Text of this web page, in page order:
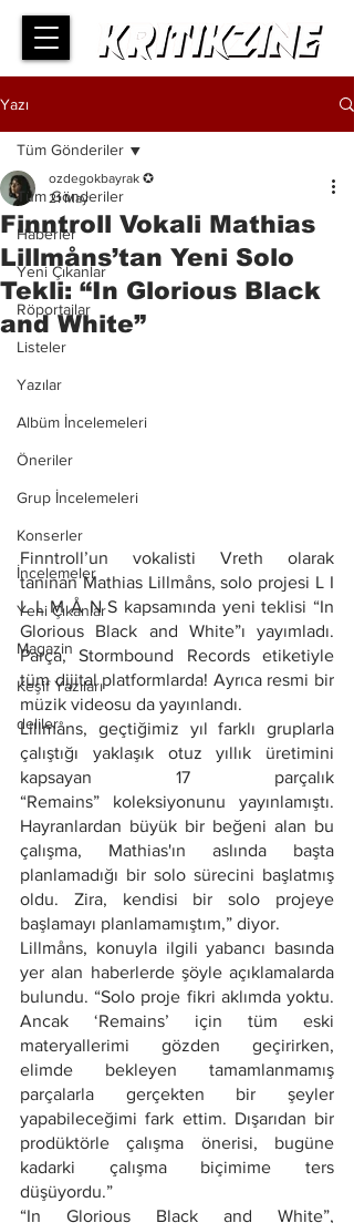
Yazı
Tüm Gönderiler
Haberler
Yeni Çıkanlar
Röportajlar
Listeler
Yazılar
Albüm İncelemeleri
Öneriler
Grup İncelemeleri
Konserler
İncelemeler
Yeni Çıkanlar
Magazin
Keşif Yazıları
deliler
Tüm Gönderiler
Finntroll Vokali Mathias
Lillmåns’tan Yeni Solo
Tekli: “In Glorious Black
and White”
ozdegokbayrak ✪
21 May
Finntroll’un vokalisti Vreth olarak
tanınan Mathias Lillmåns, solo projesi L I
L L M Å N S kapsamında yeni teklisi “In
Glorious Black and White”ı yayımladı.
Parça, Stormbound Records etiketiyle
tüm dijital platformlarda! Ayrıca resmi bir
müzik videosu da yayınlandı.
Lillmåns, geçtiğimiz yıl farklı gruplarla
çalıştığı yaklaşık otuz yıllık üretimini
kapsayan 17 parçalık
“Remains” koleksiyonunu yayınlamıştı.
Hayranlardan büyük bir beğeni alan bu
çalışma, Mathias'ın aslında başta
planlamadığı bir solo sürecini başlatmış
oldu. Zira, kendisi bir solo projeye
başlamayı planlamamıştım,” diyor.
Lillmåns, konuyla ilgili yabancı basında
yer alan haberlerde şöyle açıklamalarda
bulundu. “Solo proje fikri aklımda yoktu.
Ancak ‘Remains’ için tüm eski
materyallerimi gözden geçirirken,
elimde bekleyen tamamlanmamış
parçalarla gerçekten bir şeyler
yapabileceğimi fark ettim. Dışarıdan bir
prodüktörle çalışma önerisi, bugüne
kadarki çalışma biçimime ters
düşüyordu.”
“In Glorious Black and White”,